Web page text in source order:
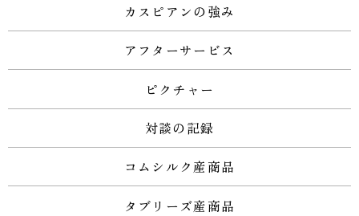
カスピアンの強み
アフターサービス
ピクチャー
対談の記録
コムシルク産商品
タブリーズ産商品